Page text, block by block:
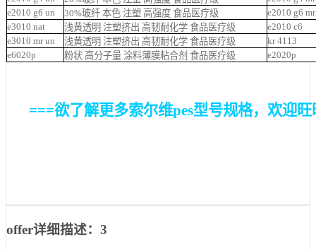
e2010 g6 un
30%玻纤 本色 注塑 高强度 食品医疗级
e2010 g6
e3010 nat
浅黄透明 注塑挤出 高韧耐化学 食品医疗级
e2010 c6
e3010 mr un
浅黄透明 注塑挤出 高韧耐化学 食品医疗级
kr 4113
e6020p
粉状 高分子量 涂料薄膜粘合剂 食品医疗级 e2020p
===欲了解更多索尔维pes型号规格，欢迎
offer详细描述：3